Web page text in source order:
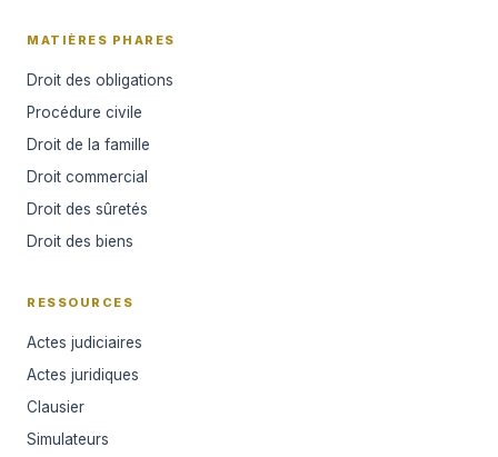
MATIÈRES PHARES
Droit des obligations
Procédure civile
Droit de la famille
Droit commercial
Droit des sûretés
Droit des biens
RESSOURCES
Actes judiciaires
Actes juridiques
Clausier
Simulateurs